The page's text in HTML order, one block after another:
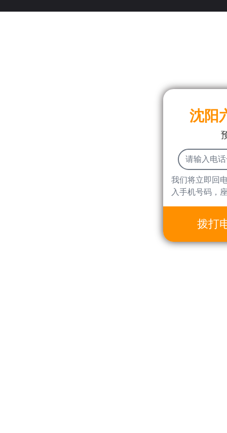
沈阳
我们将立即回
入手机号码，
拨打